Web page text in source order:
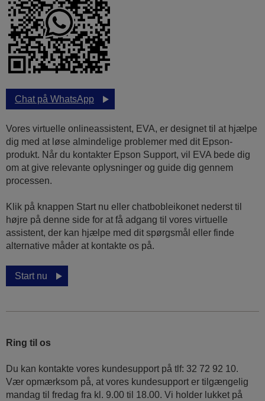
Chat på WhatsApp
Vores virtuelle onlineassistent, EVA, er designet til at hjælpe
dig med at løse almindelige problemer med dit Epson-
produkt. Når du kontakter Epson Support, vil EVA bede dig
om at give relevante oplysninger og guide dig gennem
processen.
Klik på knappen Start nu eller chatbobleikonet nederst til
højre på denne side for at få adgang til vores virtuelle
assistent, der kan hjælpe med dit spørgsmål eller finde
alternative måder at kontakte os på.
Start nu
Ring til os
Du kan kontakte vores kundesupport på tlf: 32 72 92 10.
Vær opmærksom på, at vores kundesupport er tilgængelig
mandag til fredag ​​fra kl. 9.00 til 18.00. Vi holder lukket på